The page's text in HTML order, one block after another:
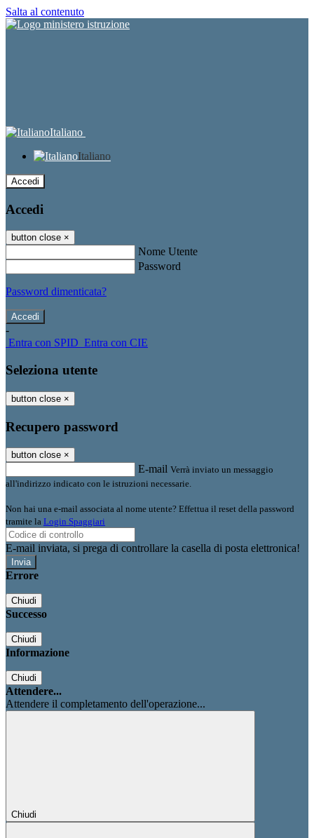
Salta al contenuto
Italiano
Italiano
Accedi
Accedi
button close ×
Nome Utente
Password
Password dimenticata?
-
Entra con SPID Entra con CIE
Seleziona utente
button close ×
Recupero password
button close ×
E-mail Verrà inviato un messaggio
all'indirizzo indicato con le istruzioni necessarie.
Non hai una e-mail associata al nome utente? Effettua il reset della password
tramite la Login Spaggiari
E-mail inviata, si prega di controllare la casella di posta elettronica!
Errore
Chiudi
Successo
Chiudi
Informazione
Chiudi
Attendere...
Attendere il completamento dell'operazione...
Chiudi